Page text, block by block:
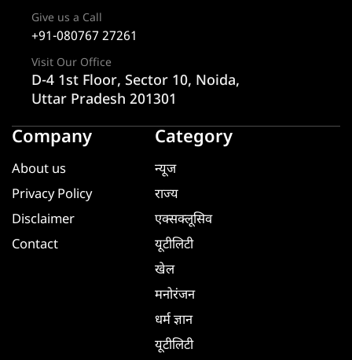
Give us a Call
+91-080767 27261
Visit Our Office
D-4 1st Floor, Sector 10, Noida,
Uttar Pradesh 201301
Company
About us
Privacy Policy
Disclaimer
Contact
Category
न्यूज
राज्य
एक्सक्लूसिव
यूटीलिटी
खेल
मनोरंजन
धर्म ज्ञान
यूटीलिटी